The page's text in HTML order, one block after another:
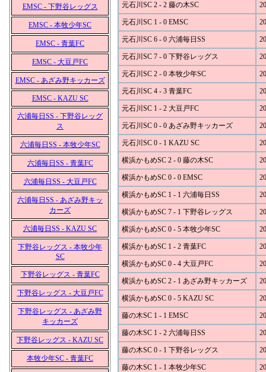
EMSC - 下野谷レッグス
EMSC - 本牧少年SC
EMSC - 青葉FC
EMSC - 大豆戸FC
EMSC - あざみ野キッカーズ
EMSC - KAZU SC
六浦毎日SS - 下野谷レッグ
ス
六浦毎日SS - 本牧少年SC
六浦毎日SS - 青葉FC
六浦毎日SS - 大豆戸FC
六浦毎日SS - あざみ野キッ
カーズ
六浦毎日SS - KAZU SC
下野谷レッグス - 本牧少年
SC
下野谷レッグス - 青葉FC
下野谷レッグス - 大豆戸FC
下野谷レッグス - あざみ野
キッカーズ
下野谷レッグス - KAZU SC
本牧少年SC - 青葉FC
元石川SC 2 - 2 藤の木SC
元石川SC 1 - 0 EMSC
元石川SC 6 - 0 六浦毎日SS
元石川SC 7 - 0 下野谷レッグス
元石川SC 2 - 0 本牧少年SC
元石川SC 4 - 3 青葉FC
元石川SC 1 - 2 大豆戸FC
元石川SC 0 - 0 あざみ野キッカーズ
元石川SC 0 - 1 KAZU SC
横浜かもめSC 2 - 0 藤の木SC
横浜かもめSC 0 - 0 EMSC
横浜かもめSC 1 - 1 六浦毎日SS
横浜かもめSC 7 - 1 下野谷レッグス
横浜かもめSC 0 - 5 本牧少年SC
横浜かもめSC 1 - 2 青葉FC
横浜かもめSC 0 - 4 大豆戸FC
横浜かもめSC 2 - 1 あざみ野キッカーズ
横浜かもめSC 0 - 5 KAZU SC
藤の木SC 1 - 1 EMSC
藤の木SC 1 - 2 六浦毎日SS
藤の木SC 0 - 1 下野谷レッグス
藤の木SC 1 - 1 本牧少年SC